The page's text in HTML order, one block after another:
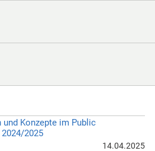
Konzepte im Public
2025
14.04.2025